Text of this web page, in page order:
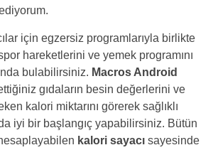
için egzersiz programlarıyla birlikte
hareketlerini ve yemek programını
bulabilirsiniz. Macros Android
gıdaların besin değerlerini ve
kalori miktarını görerek sağlıklı
iyi bir başlangıç yapabilirsiniz. Bütün
kalori sayacı sayesinde